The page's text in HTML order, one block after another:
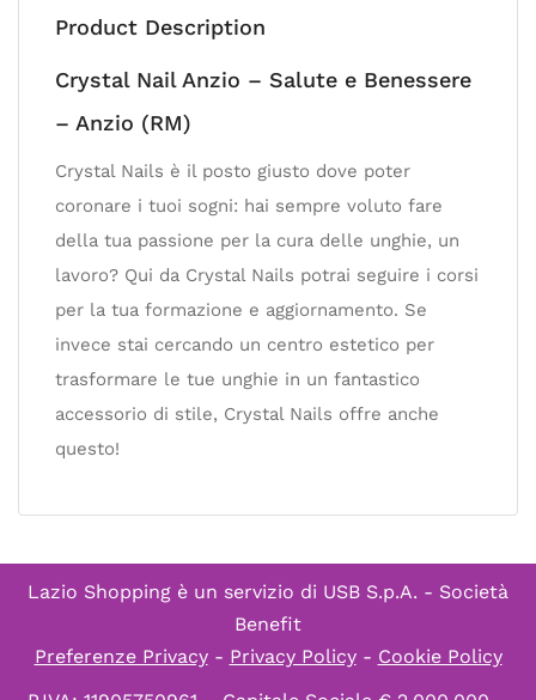
Product Description
Crystal Nail Anzio – Salute e Benessere
– Anzio (RM)
Crystal Nails è il posto giusto dove poter
coronare i tuoi sogni: hai sempre voluto fare
della tua passione per la cura delle unghie, un
lavoro? Qui da Crystal Nails potrai seguire i corsi
per la tua formazione e aggiornamento. Se
invece stai cercando un centro estetico per
trasformare le tue unghie in un fantastico
accessorio di stile, Crystal Nails offre anche
questo!
Lazio Shopping è un servizio di USB S.p.A. - Società
Benefit
Preferenze Privacy- Privacy Policy- Cookie Policy